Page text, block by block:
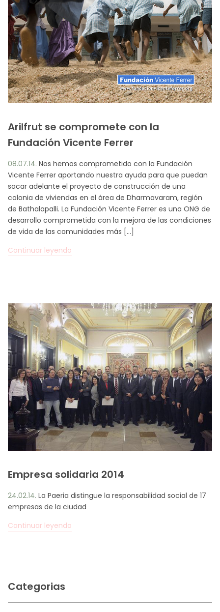
Arilfrut se compromete con la
Fundación Vicente Ferrer
08.07.14. Nos hemos comprometido con la Fundación
Vicente Ferrer aportando nuestra ayuda para que puedan
sacar adelante el proyecto de construcción de una
colonia de viviendas en el área de Dharmavaram, región
de Bathalapalli. La Fundación Vicente Ferrer es una ONG de
desarrollo comprometida con la mejora de las condiciones
de vida de las comunidades más […]
Continuar leyendo
Empresa solidaria 2014
24.02.14. La Paeria distingue la responsabilidad social de 17
empresas de la ciudad
Continuar leyendo
Categorias